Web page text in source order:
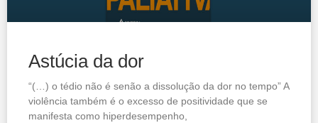
Astúcia da dor
“(…) o tédio não é senão a dissolução da dor no tempo” A
violência também é o excesso de positividade que se
manifesta como hiperdesempenho,